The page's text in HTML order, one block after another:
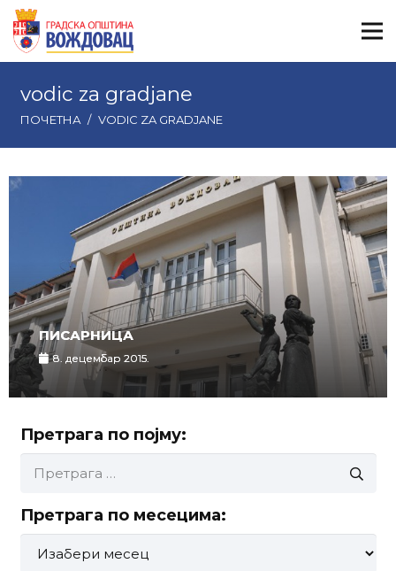
vodic za gradjane
ПОЧЕТНА / VODIC ZA GRADJANE
ПИСАРНИЦА
8. децембар 2015.
Претрага по појму:
за:
Претрага по месецима: